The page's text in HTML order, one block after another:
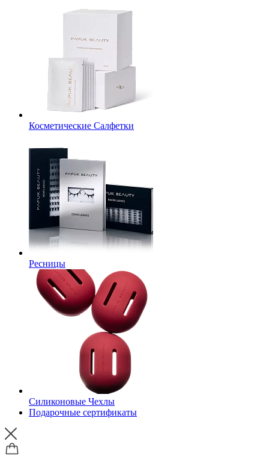
Косметические Салфетки
Ресницы
Силиконовые Чехлы
Подарочные сертификаты